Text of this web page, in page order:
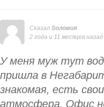
Сказал Sоломия
2 года и 11 месяцев назад
У меня муж тут
пришла в
знакомая, есть
атмосфера. Офис